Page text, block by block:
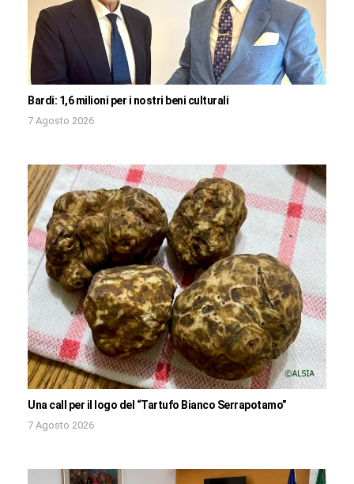
Bardi: 1,6 milioni per i nostri beni culturali
7 Agosto 2026
Una call per il logo del “Tartufo Bianco Serrapotamo”
7 Agosto 2026